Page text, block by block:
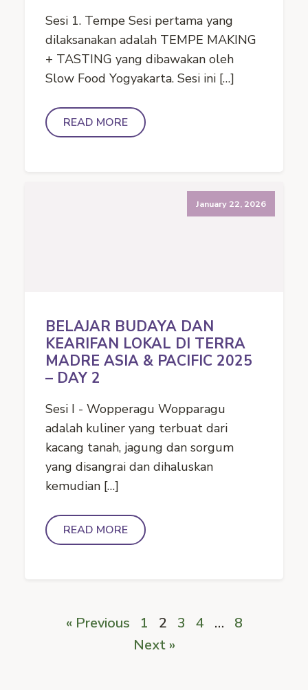
Sesi 1. Tempe Sesi pertama yang
dilaksanakan adalah TEMPE MAKING
+ TASTING yang dibawakan oleh
Slow Food Yogyakarta. Sesi ini […]
READ MORE
January 22, 2026
BELAJAR BUDAYA DAN
KEARIFAN LOKAL DI TERRA
MADRE ASIA & PACIFIC 2025
– DAY 2
Sesi I - Wopperagu Wopparagu
adalah kuliner yang terbuat dari
kacang tanah, jagung dan sorgum
yang disangrai dan dihaluskan
kemudian […]
READ MORE
« Previous 1 2 3 4 …
8
Next »